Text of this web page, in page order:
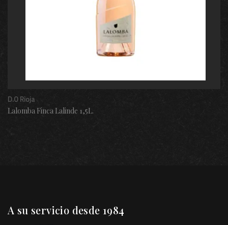
D.O Rioja
Lalomba Finca Lalinde 1,5L.
A su servicio desde 1984